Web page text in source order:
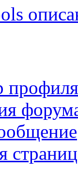
профиля